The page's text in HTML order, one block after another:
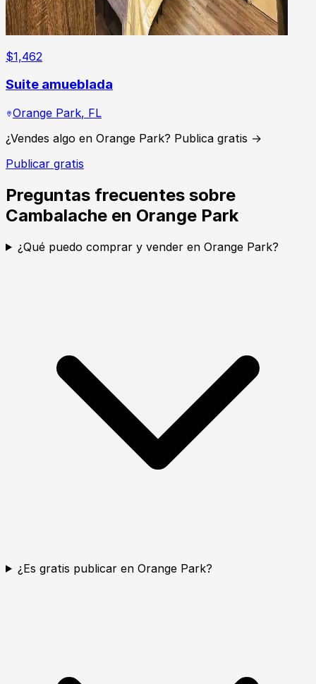
$1,462
Suite amueblada
Orange Park, FL
¿Vendes algo en Orange Park? Publica gratis →
Publicar gratis
Preguntas frecuentes sobre
Cambalache en Orange Park
¿Qué puedo comprar y vender en Orange Park?
¿Es gratis publicar en Orange Park?